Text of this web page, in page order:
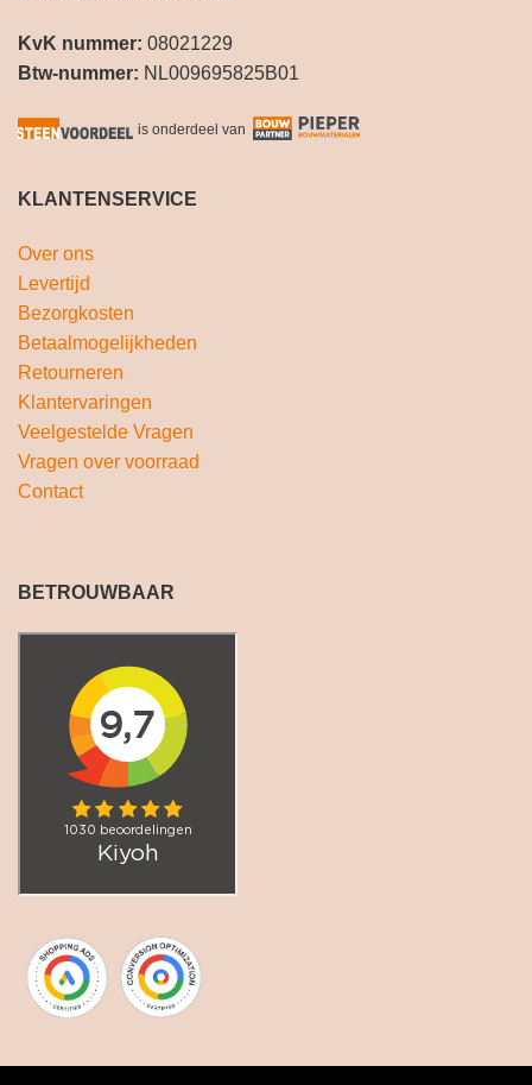
KvK nummer: 08021229
Btw-nummer: NL009695825B01
is onderdeel van
KLANTENSERVICE
Over ons
Levertijd
Bezorgkosten
Betaalmogelijkheden
Retourneren
Klantervaringen
Veelgestelde Vragen
Vragen over voorraad
Contact
BETROUWBAAR